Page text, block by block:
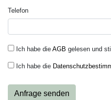
Telefon
Ich habe die AGB gelesen und
Ich habe die
Anfrage senden